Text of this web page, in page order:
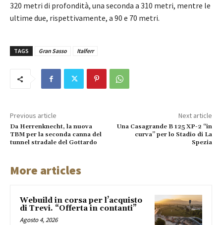
320 metri di profondità, una seconda a 310 metri, mentre le
ultime due, rispettivamente, a 90 e 70 metri.
TAGS Gran Sasso Italferr
Previous article
Da Herrenknecht, la nuova
TBM per la seconda canna del
tunnel stradale del Gottardo
Next article
Una Casagrande B 125 XP-2 “in
curva” per lo Stadio di La
Spezia
More articles
Webuild in corsa per l’acquisto
di Trevi. “Offerta in contanti”
Agosto 4, 2026